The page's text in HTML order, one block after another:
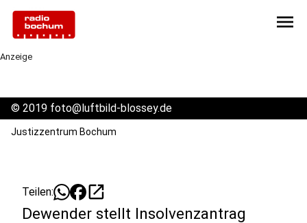
menu
Anzeige
© 2019 foto@luftbild-blossey.de
Justizzentrum Bochum
Teilen: open_in_new
Dewender stellt Insolvenzantrag